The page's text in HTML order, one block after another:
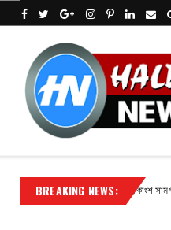
BREAKING NEWS:
গ্রেফতার, লুঠ হওয়া অধিকাংশ সামগ্রী উদ্ধার